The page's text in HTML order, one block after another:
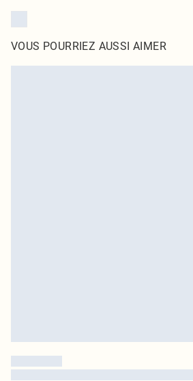
VOUS POURRIEZ AUSSI AIMER